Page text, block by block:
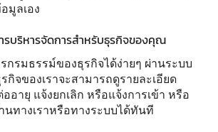
มูลเอง
รบริหารจัดการสำหรับธุรกิจของคุณ
กรมธรรม์ของธุรกิจได้ง่ายๆ ผ่านระบบ
กิจของเราจะสามารถดูรายละเอียด
อายุ แจ้งยกเลิก หรือแจ้งการเข้า หรือ
นทางเราหรือทางระบบได้ทันที